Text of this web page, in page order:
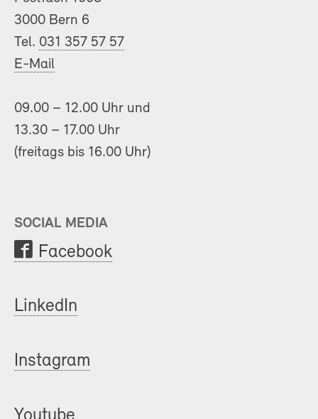
3000 Bern 6
Tel. 031 357 57 57
E-Mail
09.00 – 12.00 Uhr und
13.30 – 17.00 Uhr
(freitags bis 16.00 Uhr)
SOCIAL MEDIA
Facebook
LinkedIn
Instagram